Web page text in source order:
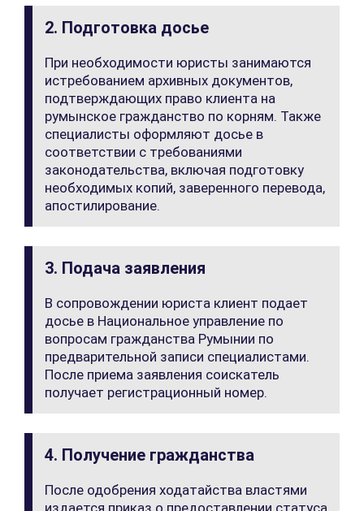
2. Подготовка досье
При необходимости юристы занимаются
истребованием архивных документов,
подтверждающих право клиента на
румынское гражданство по корням. Также
специалисты оформляют досье в
соответствии с требованиями
законодательства, включая подготовку
необходимых копий, заверенного перевода,
апостилирование.
3. Подача заявления
В сопровождении юриста клиент подает
досье в Национальное управление по
вопросам гражданства Румынии по
предварительной записи специалистами.
После приема заявления соискатель
получает регистрационный номер.
4. Получение гражданства
После одобрения ходатайства властями
издается приказ о предоставлении статуса